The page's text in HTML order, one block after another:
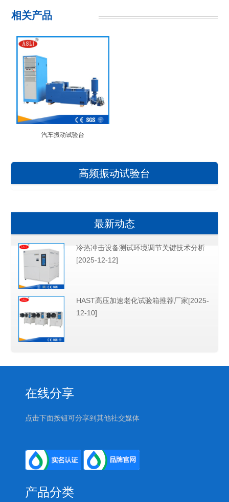
相关产品
汽车振动试验台
高频振动试验台
最新动态
冷热冲击设备测试环境调节关键技术分析
[2025-12-12]
HAST高压加速老化试验箱推荐厂家[2025-
12-10]
在线分享
点击下面按钮可分享到其他社交媒体
产品分类